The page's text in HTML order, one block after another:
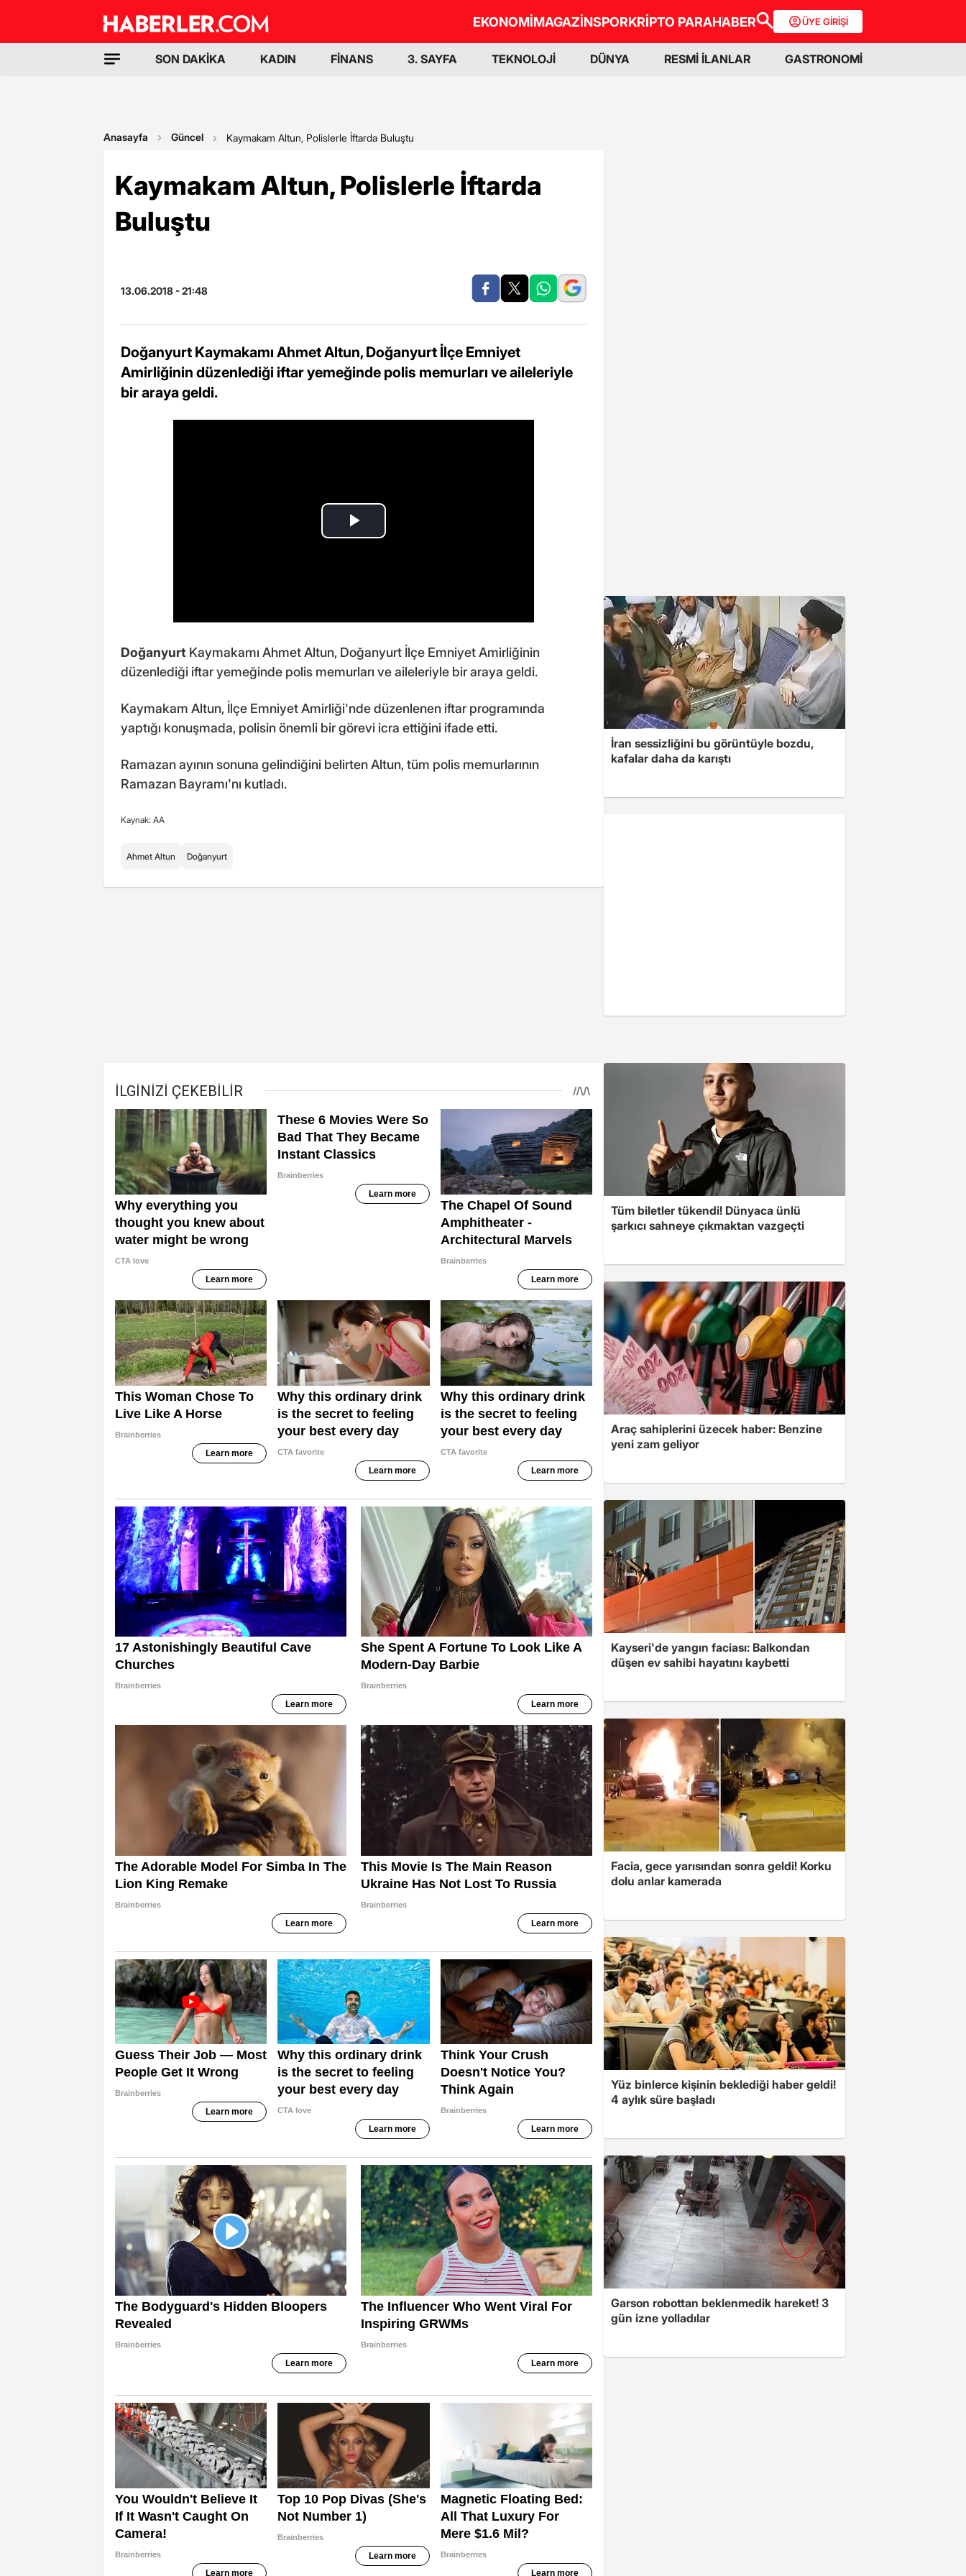
EKONOMİMAGAZİNSPORKRİPTO PARAHABER ÜYE GİRİŞİ
SON DAKİKA KADIN FİNANS 3. SAYFA TEKNOLOJİ DÜNYA RESMİ İLANLAR GASTRONOMİ
Anasayfa Güncel Kaymakam Altun, Polislerle İftarda Buluştu
Kaymakam Altun, Polislerle İftarda
Buluştu
13.06.2018 - 21:48
Doğanyurt Kaymakamı Ahmet Altun, Doğanyurt İlçe Emniyet
Amirliğinin düzenlediği iftar yemeğinde polis memurları ve aileleriyle
bir araya geldi.
Doğanyurt Kaymakamı Ahmet Altun, Doğanyurt İlçe Emniyet Amirliğinin
düzenlediği iftar yemeğinde polis memurları ve aileleriyle bir araya geldi.
Kaymakam Altun, İlçe Emniyet Amirliği'nde düzenlenen iftar programında
yaptığı konuşmada, polisin önemli bir görevi icra ettiğini ifade etti.
Ramazan ayının sonuna gelindiğini belirten Altun, tüm polis memurlarının
Ramazan Bayramı'nı kutladı.
Kaynak: AA
Ahmet Altun Doğanyurt
İran sessizliğini bu görüntüyle bozdu,
kafalar daha da karıştı
Tüm biletler tükendi! Dünyaca ünlü
şarkıcı sahneye çıkmaktan vazgeçti
Araç sahiplerini üzecek haber: Benzine
yeni zam geliyor
Kayseri'de yangın faciası: Balkondan
düşen ev sahibi hayatını kaybetti
Facia, gece yarısından sonra geldi! Korku
dolu anlar kamerada
Yüz binlerce kişinin beklediği haber geldi!
4 aylık süre başladı
Garson robottan beklenmedik hareket! 3
gün izne yolladılar